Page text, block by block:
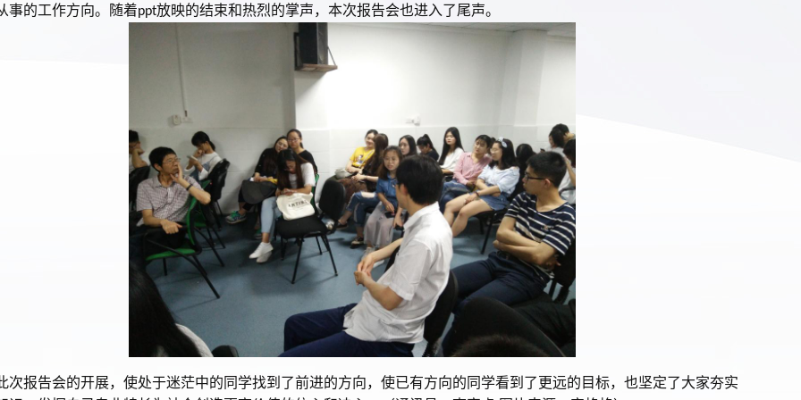
事的工作方向。随着ppt放映的结束和热烈的掌声，本次报告会也进入了尾声。
次报告会的开展，使处于迷茫中的同学找到了前进的方向，使已有方向的同学看到了更远的目标，也坚定了大家夯实